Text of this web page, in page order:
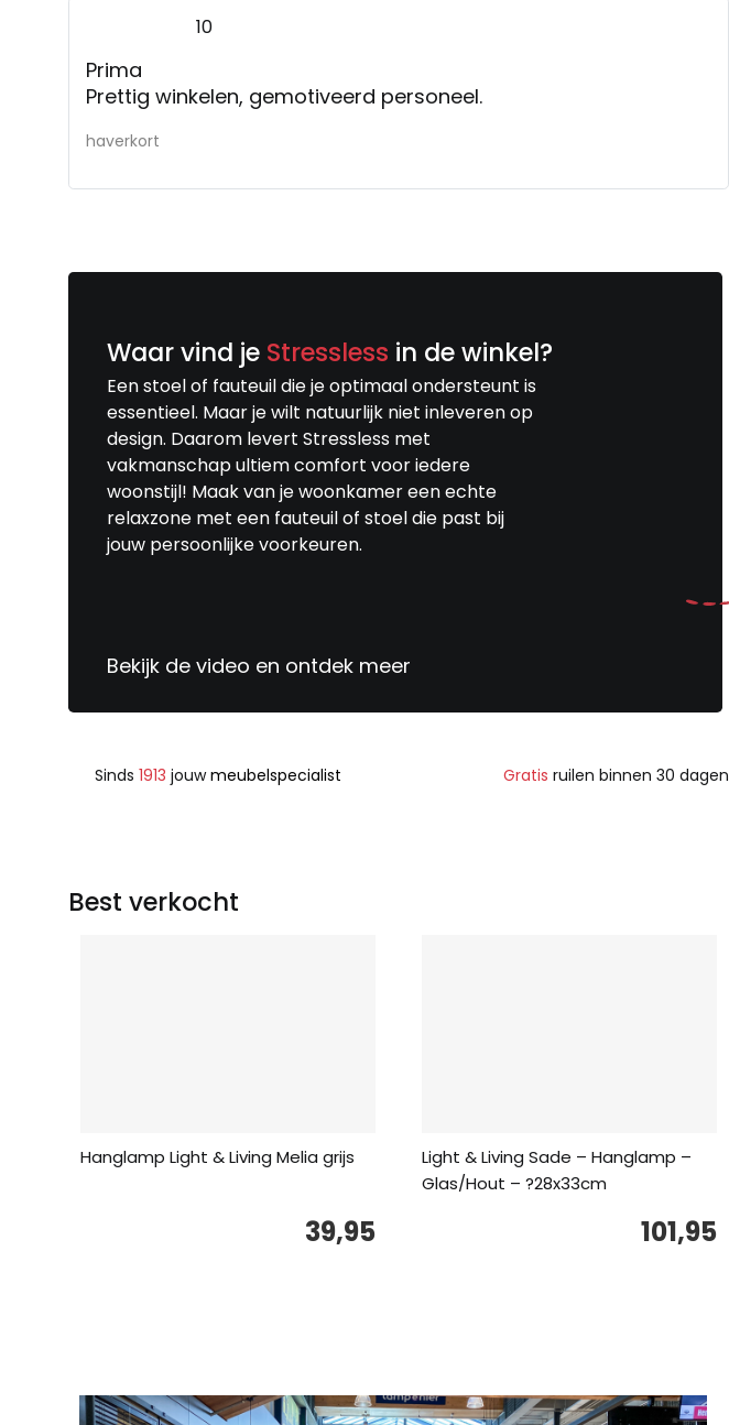
10
Prima
Prettig winkelen, gemotiveerd personeel.
haverkort
Waar vind je Stressless in de winkel?
Een stoel of fauteuil die je optimaal ondersteunt is
essentieel. Maar je wilt natuurlijk niet inleveren op
design. Daarom levert Stressless met
vakmanschap ultiem comfort voor iedere
woonstijl! Maak van je woonkamer een echte
relaxzone met een fauteuil of stoel die past bij
jouw persoonlijke voorkeuren.
Bekijk de video en ontdek meer
Sinds 1913 jouwmeubelspecialist Gratis ruilen binnen 30 dagen
Best verkocht
Hanglamp Light & Living Melia grijs
39,95
Light & Living Sade – Hanglamp –
Glas/Hout – ?28x33cm
101,95